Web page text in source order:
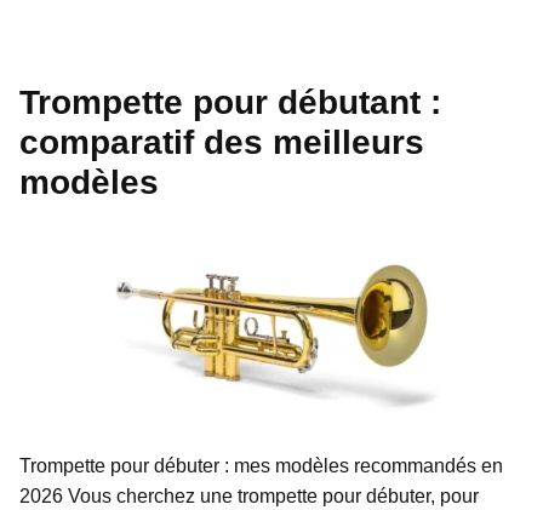
Trompette pour débutant :
comparatif des meilleurs
modèles
Trompette pour débuter : mes modèles recommandés en
2026 Vous cherchez une trompette pour débuter, pour